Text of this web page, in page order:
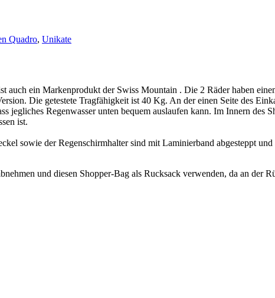
Quadro, Unikate
ein Markenprodukt der Swiss Mountain . Die 2 Räder haben
Die getestete Tragfähigkeit ist 40 Kg. An der einen Seite des
jegliches Regenwasser unten bequem auslaufen kann. Im Innern des
ist.
sowie der Regenschirmhalter sind mit Laminierband abgesteppt
und diesen Shopper-Bag als Rucksack verwenden, da an der